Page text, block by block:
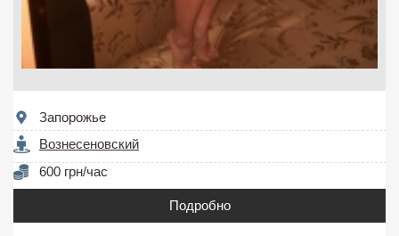
Запорожье
Вознесеновский
600 грн/час
Подробно